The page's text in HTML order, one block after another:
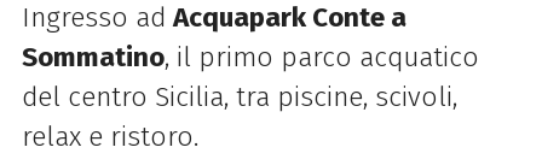
Ingresso adAcquapark Conte a
Sommatino, il primo parco acquatico
del centro Sicilia, tra piscine, scivoli,
relax e ristoro.